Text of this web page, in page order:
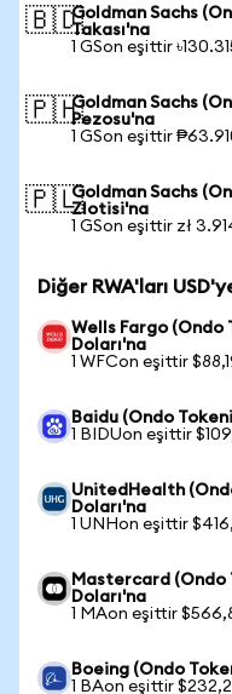
🇧🇩Goldman Sachs
Takası'na
1 GSon eşittir
🇵🇭Goldman Sachs
Pezosu'na
1 GSon eşittir
🇵🇱Goldman Sachs
Zlotisi'na
1 GSon eşittir zł
Diğer RWA'ları
Wells Fargo (Ondo
Doları'na
1 WFCon eşittir
Baidu (Ondo
1 BIDUon eşittir
UnitedHealth
Doları'na
1 UNHon eşittir
Mastercard (Ondo
Doları'na
1 MAon eşittir
Boeing (Ondo
1 BAon eşittir